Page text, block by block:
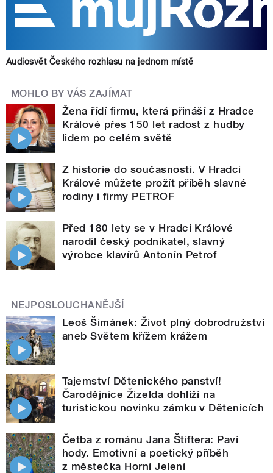
Audiosvět Českého rozhlasu na jednom místě
MOHLO BY VÁS ZAJÍMAT
Žena řídí firmu, která přináší z Hradce
Králové přes 150 let radost z hudby
lidem po celém světě
Z historie do současnosti. V Hradci
Králové můžete prožít příběh slavné
rodiny i firmy PETROF
Před 180 lety se v Hradci Králové
narodil český podnikatel, slavný
výrobce klavírů Antonín Petrof
NEJPOSLOUCHANĚJŠÍ
Leoš Šimánek: Život plný dobrodružství
aneb Světem křížem krážem
Tajemství Dětenického panství!
Čarodějnice Žizelda dohlíží na
turistickou novinku zámku v Dětenicích
Četba z románu Jana Štiftera: Paví
hody. Emotivní a poetický příběh
z městečka Horní Jelení